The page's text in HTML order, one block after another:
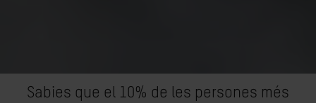
Sabies que el 10% de les persones més